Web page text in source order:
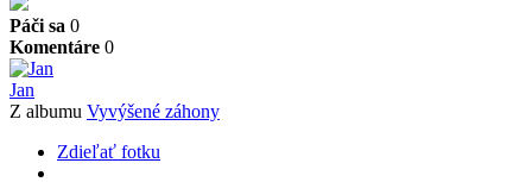
Páči sa 0
Komentáre 0
Jan
Z albumu Vyvýšené záhony
Zdieľať fotku